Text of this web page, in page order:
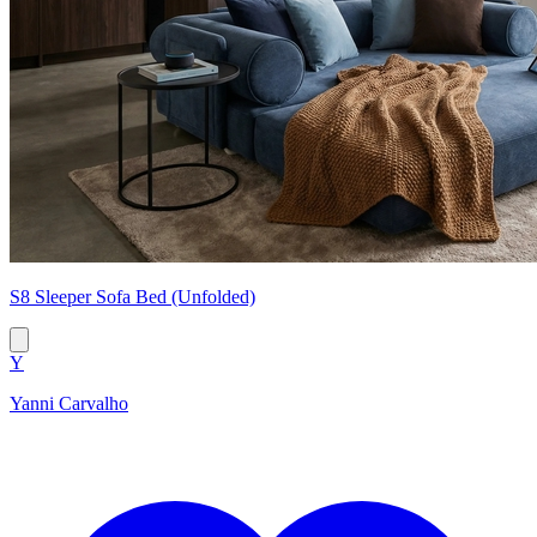
S8 Sleeper Sofa Bed (Unfolded)
Y
Yanni Carvalho